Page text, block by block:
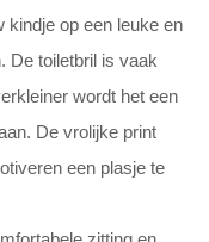
kindje op een leuke en
De toiletbril is vaak
wordt het een
De vrolijke print
een plasje te